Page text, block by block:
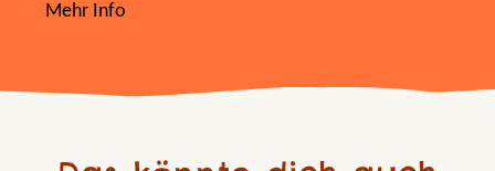
Mehr Info